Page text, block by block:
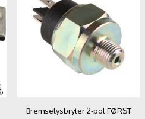
Bremselysbryter 2-pol FØRST